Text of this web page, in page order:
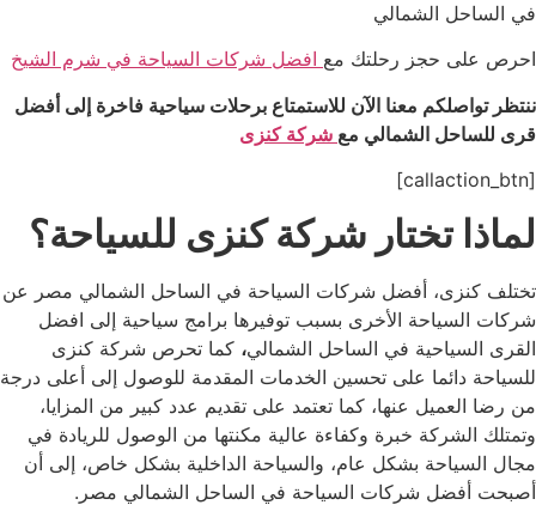
في الساحل الشمالي
احرص على حجز رحلتك مع افضل شركات السياحة في شرم الشيخ
ننتظر تواصلكم معنا الآن للاستمتاع برحلات سياحية فاخرة إلى أفضل
قرى للساحل الشمالي مع شركة كنزى
[callaction_btn]
لماذا تختار شركة كنزى للسياحة؟
تختلف كنزى، أفضل شركات السياحة في الساحل الشمالي مصر عن
شركات السياحة الأخرى بسبب توفيرها برامج سياحية إلى افضل
القرى السياحية في الساحل الشمالي، كما تحرص شركة كنزى
للسياحة دائما على تحسين الخدمات المقدمة للوصول إلى أعلى درجة
من رضا العميل عنها، كما تعتمد على تقديم عدد كبير من المزايا،
وتمتلك الشركة خبرة وكفاءة عالية مكنتها من الوصول للريادة في
مجال السياحة بشكل عام، والسياحة الداخلية بشكل خاص، إلى أن
أصبحت أفضل شركات السياحة في الساحل الشمالي مصر.